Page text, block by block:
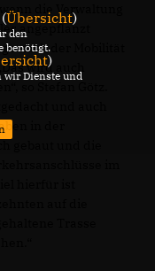
die Verwaltung
angepflanzt
nach der Mobilität
wird auch
so Stefan Götz.
in der
Übersicht)
den
benötigt.
)
wir Dienste und